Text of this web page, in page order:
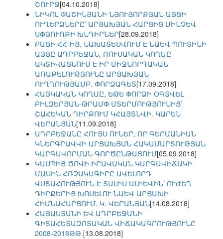
ՇՈՒՐՋ[04.10.2018]
ՆԻԿՈԼ ՓԱՇԻՆՅԱՆԻ ՆՅՈՒՅՈՐՔՅԱՆ ԱՅՑԻ
ՈՒՂԵՐՁՆԵՐԸ՝ ԱՐՑԱԽՅԱՆ ՀԱՐՑԻՑ ՄԻՆՉԵՎ
ՍՓՅՈՒՌՔԻ ԽՆԴԻՐՆԵՐ[28.09.2018]
ԲԱՑԻ ՀՀ-ԻՑ, ՆԱԽԱՏԵՍՎՈՒՄ Է ՆԱԵՎ ՊՈՒՏԻՆԻ
ԱՅՑԸ ԱԴՐԲԵՋԱՆ, ՌՈՒՍԱԿԱՆ ԿՈՂՄԸ
ԱԿՏԻՎԱՑՆՈՒՄ Է ԻՐ ՄԻՋՆՈՐԴԱԿԱՆ
ԱՌԱՔԵԼՈՒԹՅՈՒՆԸ ԱՐՑԱԽՅԱՆ
ՈՒՂՂՈՒԹՅԱՄԲ. ՓՈՐՁԱԳԵՏ[17.09.2018]
ՀԱՅԿԱԿԱՆ ԿՈՂՄԸ, ԵԹԵ ՓՈՐՁԻ ՕԳՏՎԵԼ
ԲԻԼԶԵՐՅԱՆ-ԹՐԱՄՓ ՄՏԵՐՄՈՒԹՅՈՒՆԻՑ՝
ՇԱՀԵԿԱՆ ԴԻՐՔՈՒՄ ԿՀԱՅՏՆՎԻ. ԿԱՐԵՆ
ՎԵՐԱՆՅԱՆ[11.09.2018]
ԱԴՐԲԵՋԱՆԸ ՀՈՒՅՍ ՈՒՆԵՐ, ՈՐ ԳԵՐՄԱՆԻԱՆ
ԿՆԵՐԳՐԱՎՎԻ ԱՐՑԱԽՅԱՆ ՀԱԿԱՄԱՐՏՈՒԹՅԱՆ
ԿԱՐԳԱՎՈՐՄԱՆ ԳՈՐԾԸՆԹԱՑՈՒՄ[05.09.2018]
ԿԱՍՊԻՑ ԾՈՎԻ ԻՐԱՎԱԿԱՆ ԿԱՐԳԱՎԻՃԱԿԻ
ՄԱՍԻՆ ՀՌՉԱԿԱԳԻՐԸ ԱՎԵԼՈՐԴ
ՎՍՏԱՀՈՒԹՅՈՒՆ Է ՏԱԼԻՍ ԱԼԻԵՎԻՆ՝ ՈՒԺԵՂ
ԴԻՐՔԵՐԻՑ ԽՈՍԵԼՈՒ ՆԱԵՎ ԱՐՑԱԽԻ
ՀԻՄՆԱՀԱՐՑՈՒՄ. Կ. ՎԵՐԱՆՅԱՆ[14.08.2018]
ՀԱՅԱՍՏԱՆԻ ԵՎ ԱԴՐԲԵՋԱՆԻ
ԳԻՏԱՀԵՏԱԶՈՏԱԿԱՆ ՎԻՃԱԿԱԳՐՈՒԹՅՈՒՆԸ
2008-2018ԹԹ.[13.08.2018]